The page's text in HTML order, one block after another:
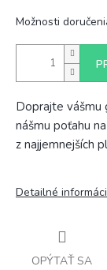
Možnosti
Doprajte vášmu
nášmu poťahu na
z najjemnejších
Detailné
OPÝTAŤ SA